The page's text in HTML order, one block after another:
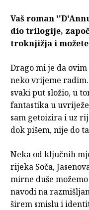
Vaš roman
dio trilogije,
troknjižja i
Drago mi je da
neko vrijeme radim.
svaki put složio, u
fantastika u
sam getoizira i uz
dok pišem, nije do
Neka od ključnih
rijeka Soča,
mirne duše
navodi na
širem smislu i